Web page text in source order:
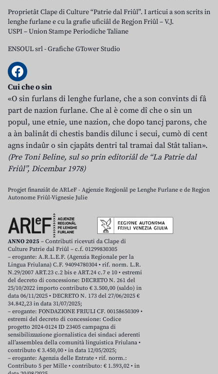
Proprietât Clape di Culture “Patrie dal Friûl”. I articui a son scrits in
lenghe furlane e cu la grafie uficiâl de Regjon Friûl – V.J.
USPI – Union Stampe Periodiche Taliane
ENSOUL srl-Grafiche GTower Studio
Cui che o sin
«O sin furlans di lenghe furlane, che a son convints di fâ
part de nazion furlane. Che al è come dî che o sin un
popul, une etnie, une nazion, che dopo tancj parons, che
a àn balinât di chestis bandis dilunc i secui, cumò di cent
agns indaûr o sin cjapâts dentri tal tramai dal Stât talian».
(Pre Toni Beline, sul so prin editoriâl de “La Patrie dal
Friûl”, Dicembar 1978)
Progjet finanziât de ARLeF - Agjenzie Regjonâl pe Lenghe Furlane e de Regjon
Autonome Friûl-Vignesie Julie
ANNO 2025 – Contributi ricevuti da Clape di
Culture Patrie dal Friûl – c.f. 01299830305
– erogante: A.R.L.E.F. (Agenzia Regionale per la
Lingua Friulana) C.F. 94094780304 • rif. norm. L.R.
N.29/2007 ART.23 c.2 bis e ART.24 c.7 e 10 • estremi
del decreto di concessione: DECRETO N. 261 del
25/10/2022 importo contributo € 3.500,00 (saldo) in
data 06/11/2025 • DECRETO N. 173 del 27/06/2025 €
34.842,23 in data 31/07/2025;
– erogante: FONDAZIONE FRIULI CF. 00158650309 •
estremi del decreto di concessione: Codice
progetto 2024-0124 ID 23405 campagna di
sensibilizzazione giornalistica dei sindaci aderenti
all’assemblea della comunità linguistica Friulana •
contributo € 3.450,00 • in data 12/05/2025;
– erogante: Agenzia delle Entrate • rif. norm.:
Contributo 5 per Mille • contributo: € 1.593,02 • in